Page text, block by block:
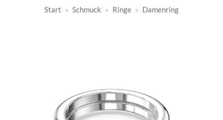
Start » Schmuck » Ringe » Damenring